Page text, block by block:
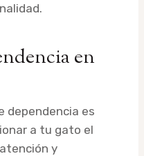
en
dependencia es
a tu gato el
y